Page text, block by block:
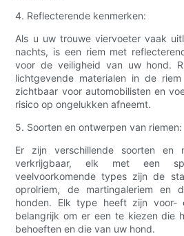
4. Reflecterende kenmerken:
Als u uw trouwe viervoeter vaak
nachts, is een riem met
voor de veiligheid van uw hond.
lichtgevende materialen in de
zichtbaar voor automobilisten en
risico op ongelukken afneemt.
5. Soorten en ontwerpen van riemen:
Er zijn verschillende soorten en
verkrijgbaar, elk met een
veelvoorkomende types zijn de
oprolriem, de martingaleriem en
honden. Elk type heeft zijn voor-
belangrijk om er een te kiezen die
behoeften en die van uw hond.